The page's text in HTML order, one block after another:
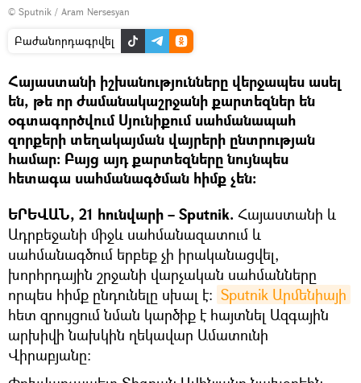
© Sputnik / Aram Nersesyan
Բաժանորդագրվել
Հայաստանի իշխանությունները վերջապես ասել
են, թե որ ժամանակաշրջանի քարտեզներ են
օգտագործվում Սյունիքում սահմանապահ
զորքերի տեղակայման վայրերի ընտրության
համար։ Բայց այդ քարտեզները նույնպես
հետագա սահմանագծման հիմք չեն։
ԵՐԵՎԱՆ, 21 հունվարի – Sputnik. Հայաստանի և
Ադրբեջանի միջև սահմանազատում և
սահմանագծում երբեք չի իրականացվել,
խորհրդային շրջանի վարչական սահմանները
որպես հիմք ընդունելը սխալ է։ Sputnik Արմենիայի
հետ զրույցում նման կարծիք է հայտնել Ազգային
արխիվի նախկին ղեկավար Ամատունի
Վիրաբյանը: